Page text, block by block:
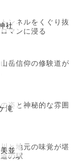
社
ンネルをくぐり抜
マンに浸る
岳信仰の修験道が
滝
姿と神秘的な雰囲
並
と地元の味覚が堪
の駅